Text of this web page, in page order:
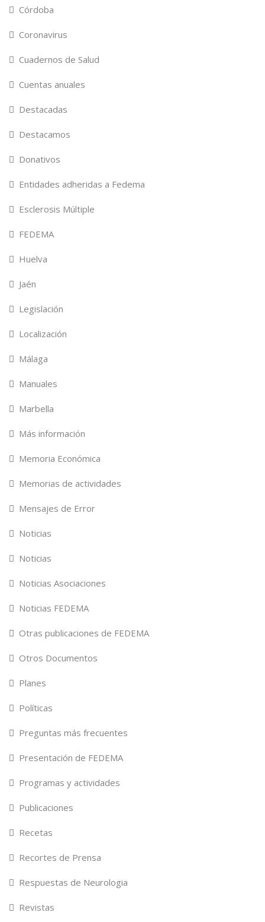
Córdoba
Coronavirus
Cuadernos de Salud
Cuentas anuales
Destacadas
Destacamos
Donativos
Entidades adheridas a Fedema
Esclerosis Múltiple
FEDEMA
Huelva
Jaén
Legislación
Localización
Málaga
Manuales
Marbella
Más información
Memoria Económica
Memorias de actividades
Mensajes de Error
Noticias
Noticias
Noticias Asociaciones
Noticias FEDEMA
Otras publicaciones de FEDEMA
Otros Documentos
Planes
Políticas
Preguntas más frecuentes
Presentación de FEDEMA
Programas y actividades
Publicaciones
Recetas
Recortes de Prensa
Respuestas de Neurologia
Revistas